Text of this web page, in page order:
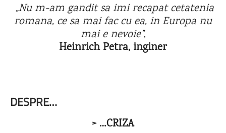
„Nu m-am gandit sa imi recapat cetatenia
romana, ce sa mai fac cu ea, in Europa nu
mai e nevoie”,
Heinrich Petra, inginer
DESPRE…
> …CRIZA